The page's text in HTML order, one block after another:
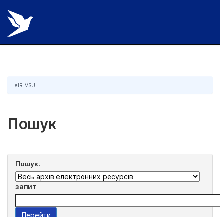
Skip
navigation
eIR MSU
Пошук
Пошук:
запит